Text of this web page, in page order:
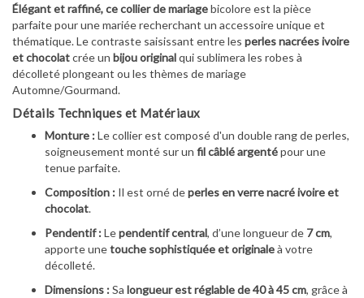
Élégant et raffiné, ce collier de mariagebicolore est la pièce
parfaite pour une mariée recherchant un accessoire unique et
thématique. Le contraste saisissant entre les perles nacrées ivoire
et chocolatcrée un bijou originalqui sublimera les robes à
décolleté plongeant ou les thèmes de mariage
Automne/Gourmand.
Détails Techniques et Matériaux
Monture :Le collier est composé d'un double rang de perles,
soigneusement monté sur un fil câblé argentépour une
tenue parfaite.
Composition : Il est orné deperles en verre nacré ivoire et
chocolat.
Pendentif :Lependentif central, d’une longueur de 7 cm,
apporte unetouche sophistiquée et originaleà votre
décolleté.
Dimensions :Sa longueur est réglable de 40 à 45 cm, grâce à